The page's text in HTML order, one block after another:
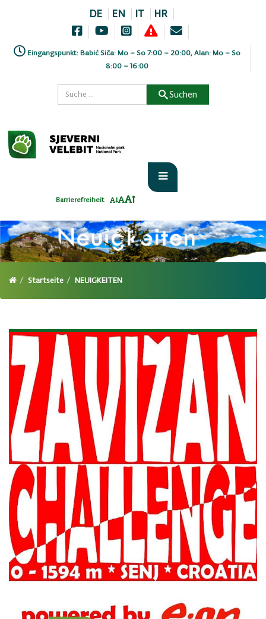
DE EN IT HR
Eingangspunkt: Babić Siča: Mo – So 7:00 – 20:00, Alan: Mo – So
8:00 – 16:00
Suchen
Barrierefreiheit
Startseite NEUIGKEITEN